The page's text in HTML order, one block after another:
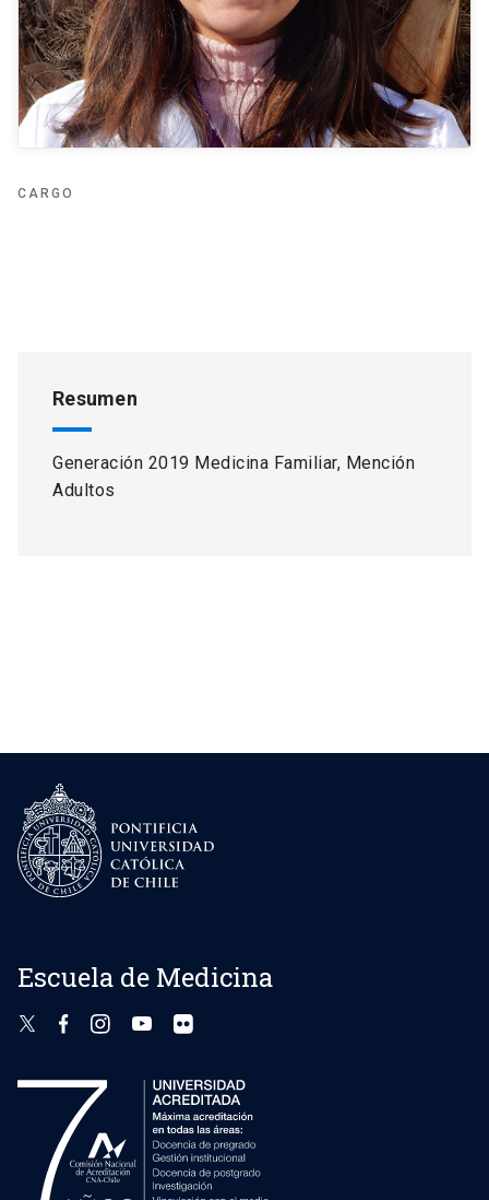
CARGO
Resumen
Generación 2019 Medicina Familiar, Mención
Adultos
Escuela de Medicina